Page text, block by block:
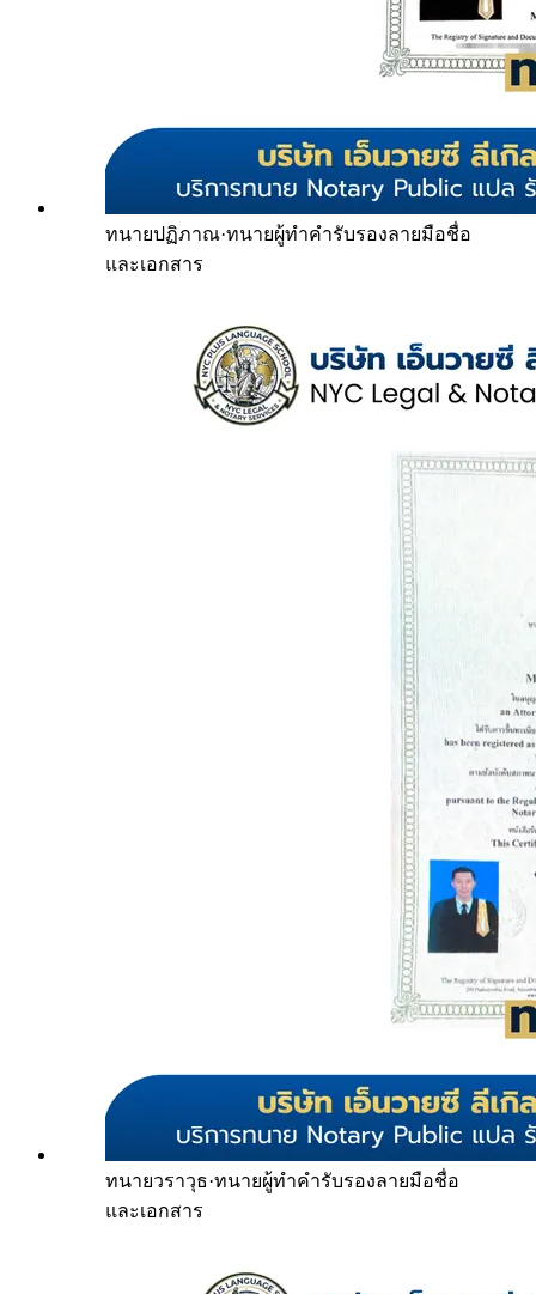
ทนายปฏิภาณ·ทนายผู้ทำคำรับรองลายมือชื่อ
และเอกสาร
ทนายวราวุธ·ทนายผู้ทำคำรับรองลายมือชื่อ
และเอกสาร